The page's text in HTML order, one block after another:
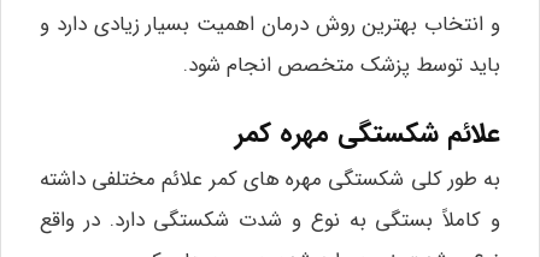
و انتخاب بهترین روش درمان اهمیت بسیار زیادی دارد و
باید توسط پزشک متخصص انجام شود.
علائم شکستگی مهره کمر
به طور کلی شکستگی مهره‌ های کمر علائم مختلفی داشته
و کاملاً بستگی به نوع و شدت شکستگی دارد. در واقع